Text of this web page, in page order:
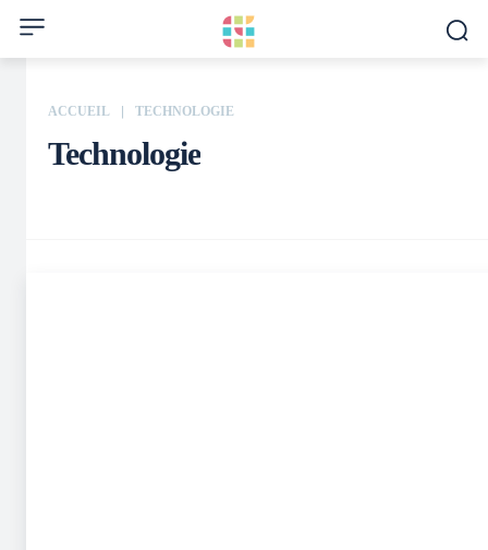
ACCUEIL TECHNOLOGIE
Technologie